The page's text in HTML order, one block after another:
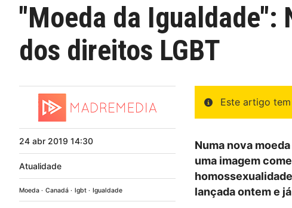
"Moeda da Igualdade":
dos direitos LGBT
24 abr 2019 14:30
Atualidade
Moeda Canadá lgbt Igualdade
Este artigo tem
Numa nova
uma imagem
lançada ontem e